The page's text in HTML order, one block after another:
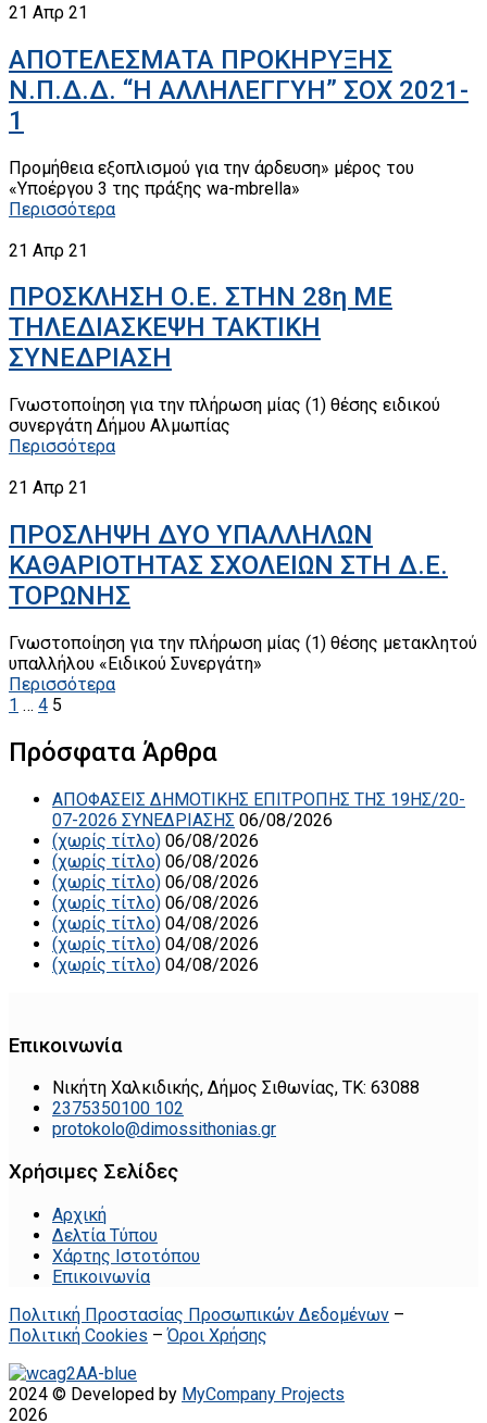
21 Απρ 21
ΑΠΟΤΕΛΕΣΜΑΤΑ ΠΡΟΚΗΡΥΞΗΣ
Ν.Π.Δ.Δ. “Η ΑΛΛΗΛΕΓΓΥΗ” ΣΟΧ 2021-
1
Προμήθεια εξοπλισμού για την άρδευση» μέρος του
«Υποέργου 3 της πράξης wa-mbrella»
Περισσότερα
21 Απρ 21
ΠΡΟΣΚΛΗΣΗ Ο.Ε. ΣΤΗN 28η ΜΕ
ΤΗΛΕΔΙΑΣΚΕΨΗ ΤΑΚΤΙΚΗ
ΣΥΝΕΔΡΙΑΣΗ
Γνωστοποίηση για την πλήρωση μίας (1) θέσης ειδικού
συνεργάτη Δήμου Αλμωπίας
Περισσότερα
21 Απρ 21
ΠΡΟΣΛΗΨΗ ΔΥΟ ΥΠΑΛΛΗΛΩΝ
ΚΑΘΑΡΙΟΤΗΤΑΣ ΣΧΟΛΕΙΩΝ ΣΤΗ Δ.Ε.
ΤΟΡΩΝΗΣ
Γνωστοποίηση για την πλήρωση μίας (1) θέσης μετακλητού
υπαλλήλου «Ειδικού Συνεργάτη»
Περισσότερα
1 … 4 5
Πρόσφατα Άρθρα
ΑΠΟΦΑΣΕΙΣ ΔΗΜΟΤΙΚΗΣ ΕΠΙΤΡΟΠΗΣ ΤΗΣ 19ΗΣ/20-
07-2026 ΣΥΝΕΔΡΙΑΣΗΣ 06/08/2026
(χωρίς τίτλο) 06/08/2026
(χωρίς τίτλο) 06/08/2026
(χωρίς τίτλο) 06/08/2026
(χωρίς τίτλο) 06/08/2026
(χωρίς τίτλο) 04/08/2026
(χωρίς τίτλο) 04/08/2026
(χωρίς τίτλο) 04/08/2026
Επικοινωνία
Νικήτη Χαλκιδικής, Δήμος Σιθωνίας, ΤΚ: 63088
2375350100 102
protokolo@dimossithonias.gr
Χρήσιμες Σελίδες
Αρχική
Δελτία Τύπου
Χάρτης Ιστοτόπου
Επικοινωνία
Πολιτική Προστασίας Προσωπικών Δεδομένων –
Πολιτική Cookies –Όροι Χρήσης
2024 © Developed by MyCompany Projects
2026